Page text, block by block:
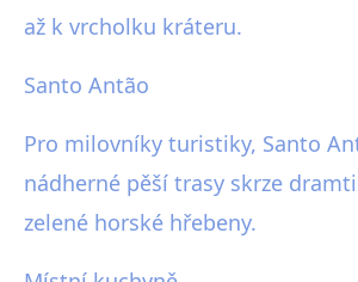
až k vrcholku kráteru.
Santo Antão
Pro milovníky turistiky, Santo
nádherné pěší trasy skrze
zelené horské hřebeny.